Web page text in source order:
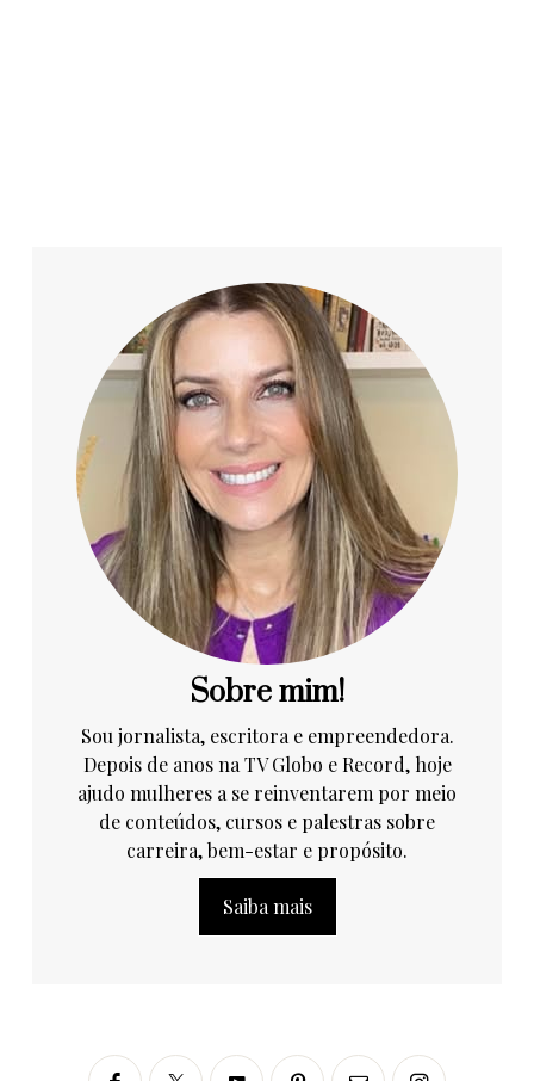
Sobre mim!
Sou jornalista, escritora e empreendedora.
Depois de anos na TV Globo e Record, hoje
ajudo mulheres a se reinventarem por meio
de conteúdos, cursos e palestras sobre
carreira, bem-estar e propósito.
Saiba mais